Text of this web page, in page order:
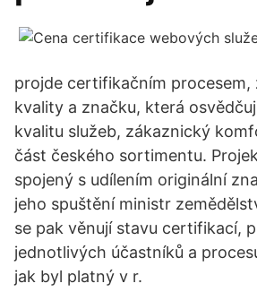
projde certifikačním
kvality a značku, která
kvalitu služeb, zákaznický
část českého sortimentu.
spojený s udílením originální
jeho spuštění ministr
se pak věnují stavu certifikací,
jednotlivých účastníků a
jak byl platný v r.